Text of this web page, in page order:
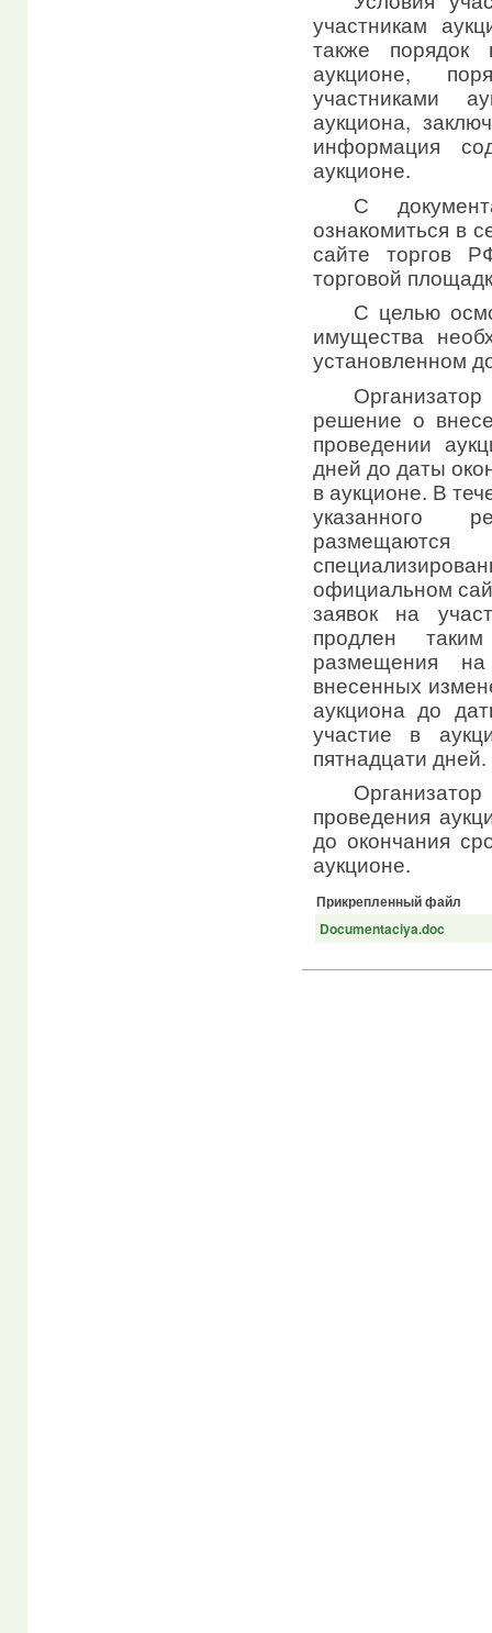
участникам
также
аукционе,
участниками
аукциона,
информация
аукционе.
С
ознакомиться в
сайте торгов
торговой
С целью
имущества
установленном
решение о
проведении
дней до даты
в аукционе. В
указанного
размещаются
официальном
заявок на
продлен
размещения
внесенных
аукциона до
участие в
пятнадцати дней.
проведения
до окончания
аукционе.
Прикрепленный файл
Documentaciya.doc